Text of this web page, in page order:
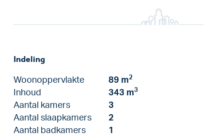
Indeling
Woonoppervlakte 89 m2
Inhoud 343 m3
Aantal kamers
3
Aantal slaapkamers
2
Aantal badkamers
1